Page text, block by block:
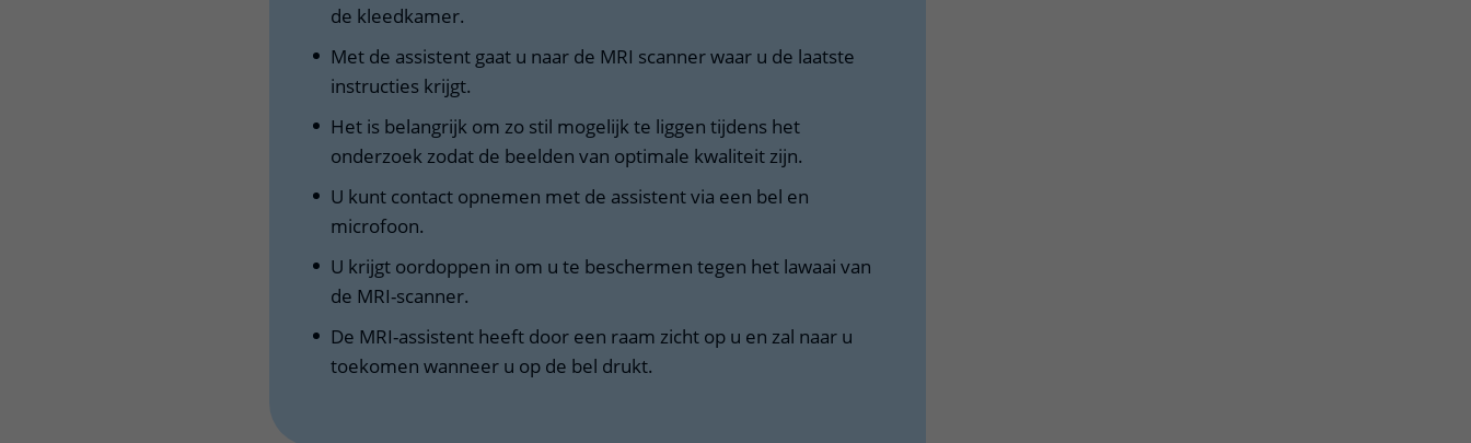
de kleedkamer.
Met de assistent gaat u naar de MRI scanner waar u de laatste
instructies krijgt.
Het is belangrijk om zo stil mogelijk te liggen tijdens het
onderzoek zodat de beelden van optimale kwaliteit zijn.
U kunt contact opnemen met de assistent via een bel en
microfoon.
U krijgt oordoppen in om u te beschermen tegen het lawaai van
de MRI-scanner.
De MRI-assistent heeft door een raam zicht op u en zal naar u
toekomen wanneer u op de bel drukt.